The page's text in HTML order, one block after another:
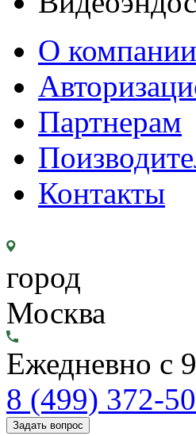
О компании
Партнерам
Контакты
город
Москва
Ежедневно с
8 (499) 372-
Задать вопрос